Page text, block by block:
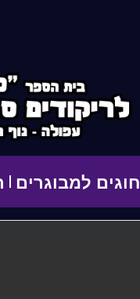
חוגים למבוגרים